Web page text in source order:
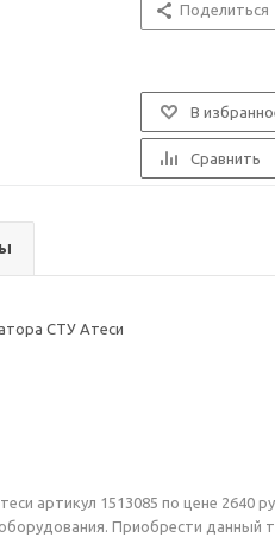
Поделиться
В
Сравнить
СТУ Атеси
артикул 1513085 по цене 2640
Приобрести данный